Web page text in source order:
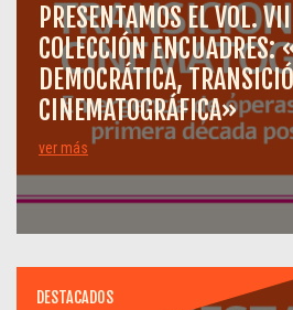
PRESENTAMOS EL VOL.
COLECCIÓN ENCUADRES:
DEMOCRÁTICA,
CINEMATOGRÁFICA»
ver más
DESTACADOS